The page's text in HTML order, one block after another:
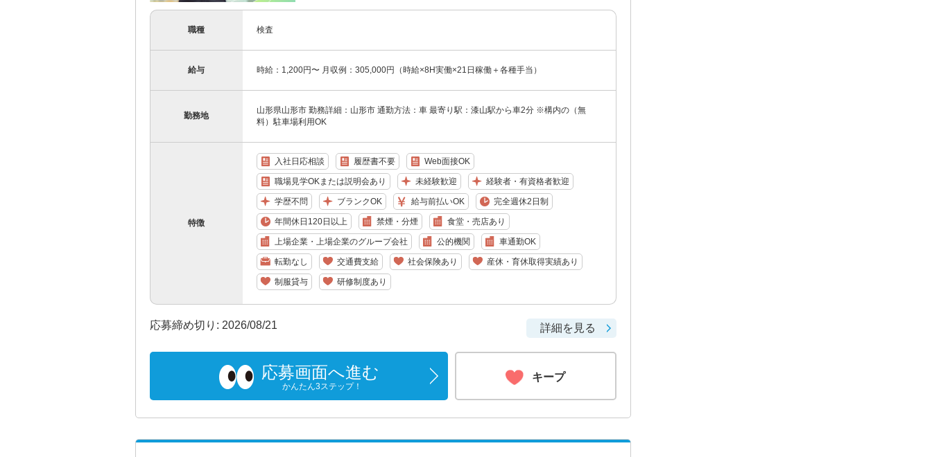
職種 検査
給与 時給：1,200円〜 月収例：305,000円（時給×8H実働×21日稼働＋各種手当）
勤務地
山形県山形市 勤務詳細：山形市 通勤方法：車 最寄り駅：漆山駅から車2分 ※構内の（無
料）駐車場利用OK
特徴
入社日応相談 履歴書不要 Web面接OK
職場見学OKまたは説明会あり 未経験歓迎 経験者・有資格者歓迎
学歴不問 ブランクOK 給与前払いOK 完全週休2日制
年間休日120日以上 禁煙・分煙 食堂・売店あり
上場企業・上場企業のグループ会社 公的機関 車通勤OK
転勤なし 交通費支給 社会保険あり 産休・育休取得実績あり
制服貸与 研修制度あり
応募締め切り: 2026/08/21 詳細を見る
応募画面へ進む
かんたん3ステップ！
キープ